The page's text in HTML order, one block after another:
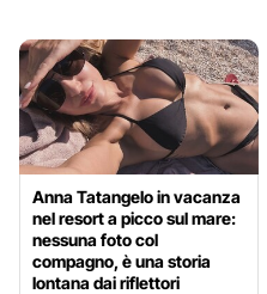
Anna Tatangelo in vacanza
nel resort a picco sul mare:
nessuna foto col
compagno, è una storia
lontana dai riflettori